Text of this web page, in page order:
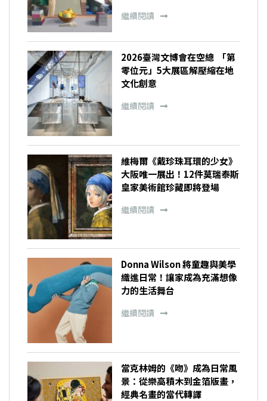
繼續閱讀
2026臺灣文博會在空總 「第
零位元」5大展區解壓縮在地
文化創意
繼續閱讀
維梅爾《戴珍珠耳環的少女》
大阪唯一展出！12件莫瑞泰斯
皇家美術館珍藏即將登場
繼續閱讀
Donna Wilson 將童趣與美學
織進日常！讓家成為充滿想像
力的生活舞台
繼續閱讀
當克林姆的《吻》成為日常風
景：從樂高積木到金箔版畫，
經典名畫的當代轉譯